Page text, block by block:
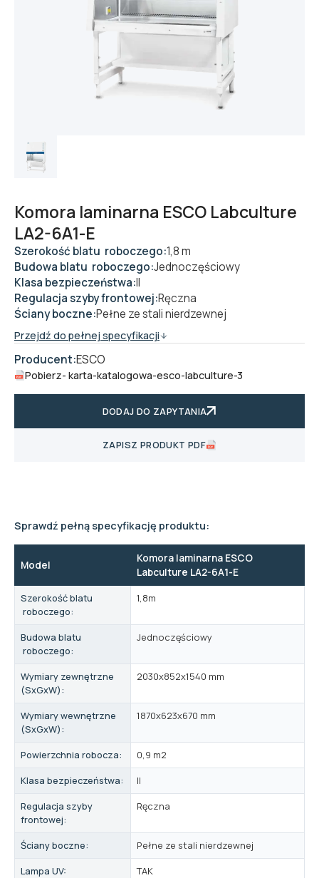
Komora laminarna ESCO Labculture
LA2-6A1-E
Szerokość blatu roboczego:1,8 m
Budowa blatu roboczego:Jednoczęściowy
Klasa bezpieczeństwa:II
Regulacja szyby frontowej:Ręczna
Ściany boczne:Pełne ze stali nierdzewnej
Przejdź do pełnej specyfikacji
Producent:ESCO
Pobierz- karta-katalogowa-esco-labculture-3
DODAJ DO ZAPYTANIA
ZAPISZ PRODUKT PDF
Sprawdź pełną specyfikację produktu:
Model
Komora laminarna ESCO
Labculture LA2-6A1-E
Szerokość blatu
roboczego:
1,8m
Budowa blatu
roboczego:
Jednoczęściowy
Wymiary zewnętrzne
(SxGxW):
2030x852x1540 mm
Wymiary wewnętrzne
(SxGxW):
1870x623x670 mm
Powierzchnia robocza:
0,9 m2
Klasa bezpieczeństwa:
II
Regulacja szyby
frontowej:
Ręczna
Ściany boczne:
Pełne ze stali nierdzewnej
Lampa UV:
TAK